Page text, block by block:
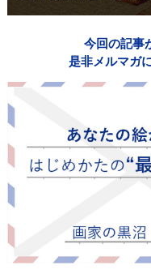
今回の記事
是非メルマガ